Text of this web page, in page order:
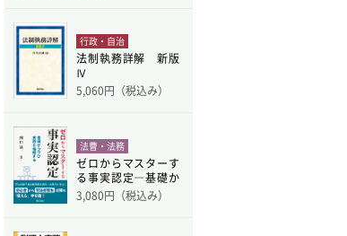
行政・自治
法制執務詳解 新版
Ⅳ
5,060円（税込み）
法曹・法務
ゼロからマスターす
る事実認定―基礎か
ら学
3,080円（税込み）